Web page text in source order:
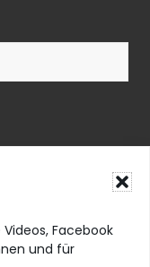
Facebook
und für